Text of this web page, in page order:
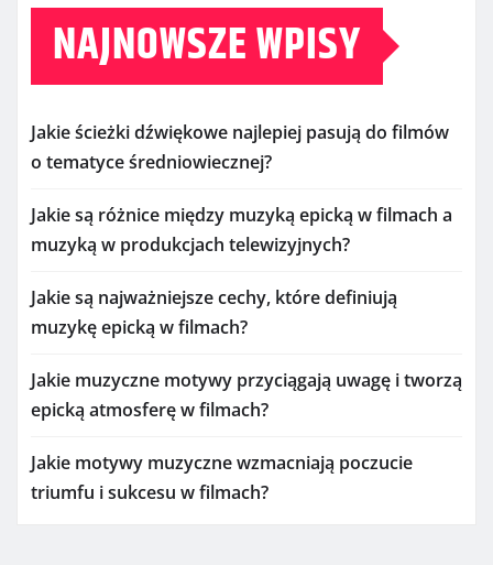
NAJNOWSZE WPISY
Jakie ścieżki dźwiękowe najlepiej pasują do filmów
o tematyce średniowiecznej?
Jakie są różnice między muzyką epicką w filmach a
muzyką w produkcjach telewizyjnych?
Jakie są najważniejsze cechy, które definiują
muzykę epicką w filmach?
Jakie muzyczne motywy przyciągają uwagę i tworzą
epicką atmosferę w filmach?
Jakie motywy muzyczne wzmacniają poczucie
triumfu i sukcesu w filmach?